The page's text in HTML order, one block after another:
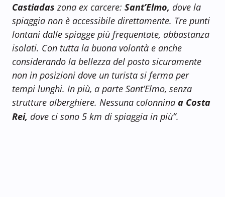
Castiadas zona ex carcere: Sant’Elmo, dove la
spiaggia non è accessibile direttamente. Tre punti
lontani dalle spiagge più frequentate, abbastanza
isolati. Con tutta la buona volontà e anche
considerando la bellezza del posto sicuramente
non in posizioni dove un turista si ferma per
tempi lunghi. In più, a parte Sant’Elmo, senza
strutture alberghiere. Nessuna colonnina a Costa
Rei, dove ci sono 5 km di spiaggia in più“.